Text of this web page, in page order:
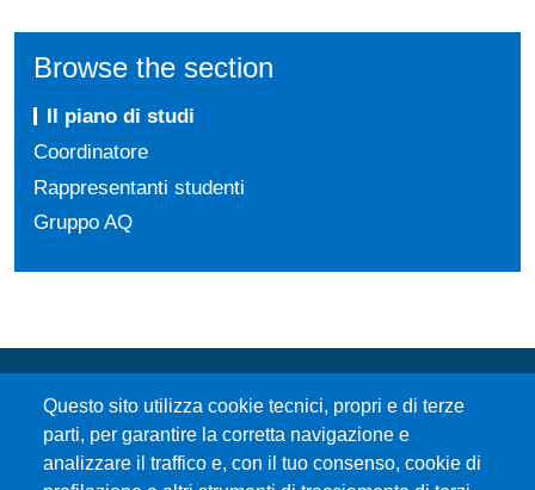
Browse the section
Il piano di studi
Coordinatore
Rappresentanti studenti
Gruppo AQ
Questo sito utilizza cookie tecnici, propri e di terze
parti, per garantire la corretta navigazione e
analizzare il traffico e, con il tuo consenso, cookie di